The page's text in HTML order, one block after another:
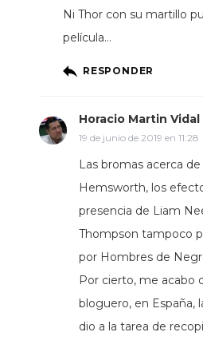
Ni Thor con su martillo
película…
RESPONDER
Horacio Martin
19 de junio de 2019 en 11:28
Las bromas acerca
Hemsworth, los
presencia de Liam
Thompson tampoco
por Hombres de
Por cierto, me acabo
bloguero, en España,
dio a la tarea de